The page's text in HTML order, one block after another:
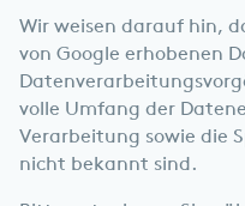
Wir weisen darauf hin,
von Google erhobenen
volle Umfang der
Verarbeitung sowie die
nicht bekannt sind.